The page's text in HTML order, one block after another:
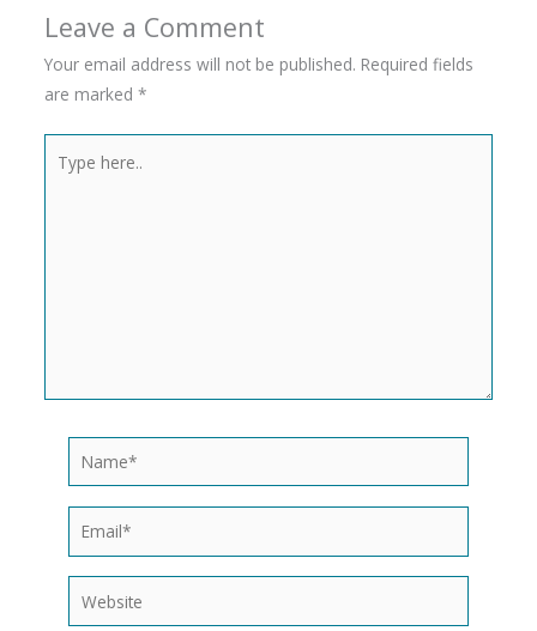
Leave a Comment
Your email address will not be published. Required fields
are marked *
here..
Email*
Website